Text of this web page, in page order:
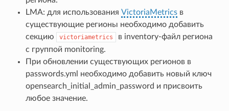
LMA: для использования VictoriaMetricsв
существующие регионы необходимо добавить
секцию
victoriametrics
в inventory-файл региона
с группой monitoring.
При обновлении существующих регионов в
passwords.yml необходимо добавить новый ключ
opensearch_initial_admin_password и присвоить
любое значение.